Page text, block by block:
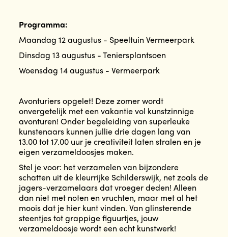
Programma:
Maandag 12 augustus - Speeltuin Vermeerpark
Dinsdag 13 augustus - Teniersplantsoen
Woensdag 14 augustus - Vermeerpark
Avonturiers opgelet! Deze zomer wordt
onvergetelijk met een vakantie vol kunstzinnige
avonturen! Onder begeleiding van superleuke
kunstenaars kunnen jullie drie dagen lang van
13.00 tot 17.00 uur je creativiteit laten stralen en je
eigen verzameldoosjes maken.
Stel je voor: het verzamelen van bijzondere
schatten uit de kleurrijke Schilderswijk, net zoals de
jagers-verzamelaars dat vroeger deden! Alleen
dan niet met noten en vruchten, maar met al het
moois dat je hier kunt vinden. Van glinsterende
steentjes tot grappige figuurtjes, jouw
verzameldoosje wordt een echt kunstwerk!